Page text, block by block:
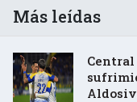
Más leídas